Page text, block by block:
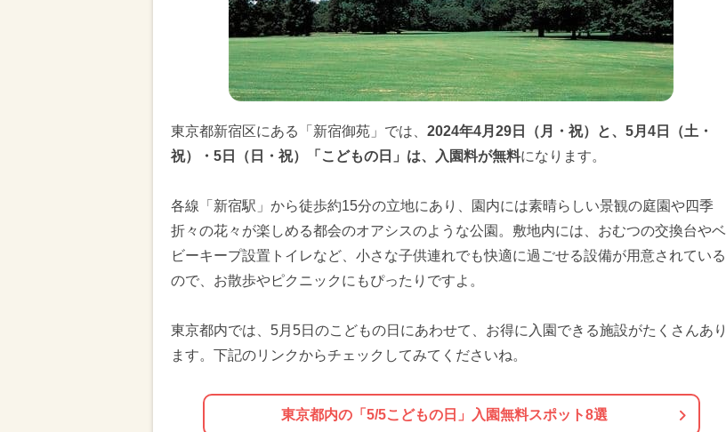
東京都新宿区にある「新宿御苑」では、 2024年4月29日（月・祝）と、5月4日（土・
祝）・5日（日・祝）「こどもの日」は、入園料が無料になります。
各線「新宿駅」から徒歩約15分の立地にあり、園内には素晴らしい景観の庭園や四季
折々の花々が楽しめる都会のオアシスのような公園。敷地内には、おむつの交換台やベ
ビーキープ設置トイレなど、小さな子供連れでも快適に過ごせる設備が用意されている
ので、お散歩やピクニックにもぴったりですよ。
東京都内では、5月5日のこどもの日にあわせて、お得に入園できる施設がたくさんあり
ます。下記のリンクからチェックしてみてくださいね。
東京都内の「5/5こどもの日」入園無料スポット8選